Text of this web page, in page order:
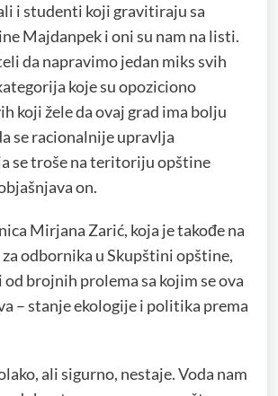
i studenti koji gravitiraju sa
Majdanpek i oni su nam na listi.
da napravimo jedan miks svih
koje su opoziciono
koji žele da ovaj grad ima bolju
se racionalnije upravlja
se troše na teritoriju opštine
on.
Mirjana Zarić, koja je takođe na
odbornika u Skupštini opštine,
od brojnih prolema sa kojim se ova
– stanje ekologije i politika prema
ali sigurno, nestaje. Voda nam